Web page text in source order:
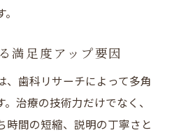
満足度アップ要因
、歯科リサーチによって多角
治療の技術力だけでなく、
時間の短縮、説明の丁寧さと